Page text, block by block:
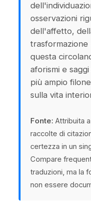
osservazioni
dell'affetto,
trasformazione
questa
aforismi e
più ampio
sulla vita
Fonte: Attribuita
raccolte di
certezza in un
Compare
traduzioni, ma la
non essere